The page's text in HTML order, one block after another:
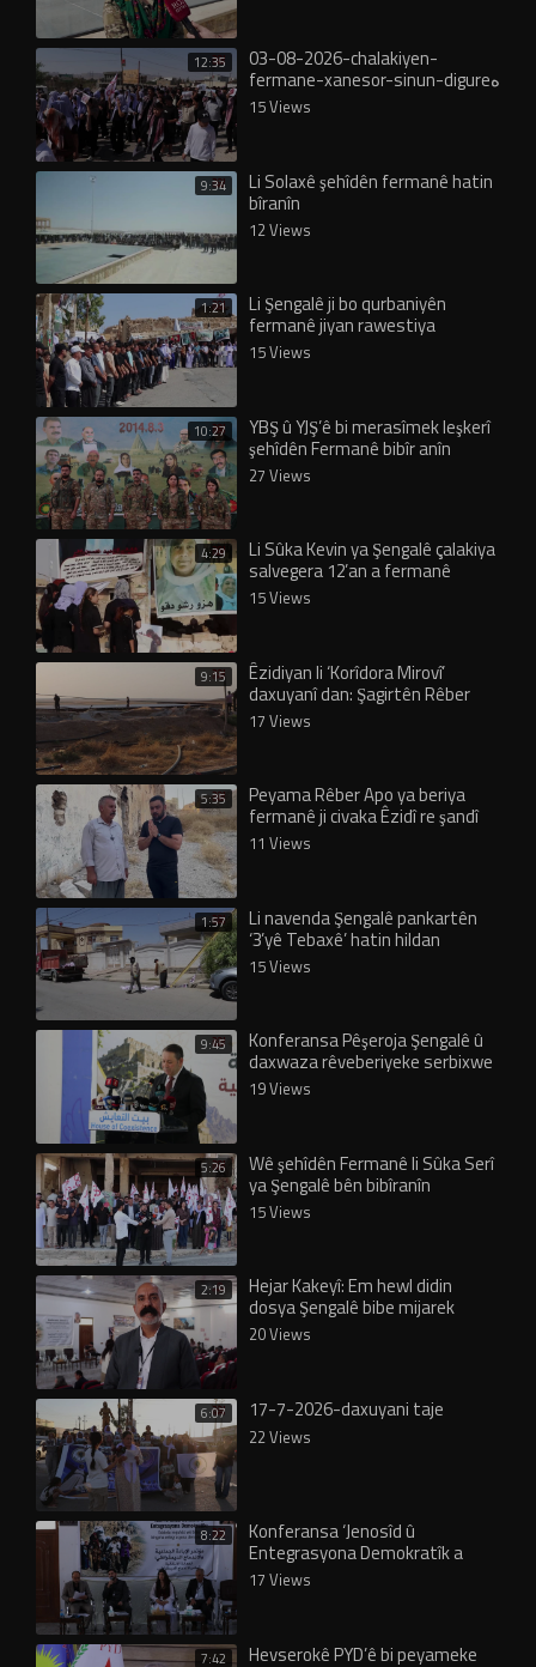
12:35 03-08-2026-chalakiyen-
fermane-xanesor-sinun-digureە
15 Views
9:34 Li Solaxê şehîdên fermanê hatin
bîranîn
12 Views
1:21 Li Şengalê ji bo qurbaniyên
fermanê jiyan rawestiya
15 Views
10:27 YBŞ û YJŞ’ê bi merasîmek leşkerî
şehîdên Fermanê bibîr anîn
27 Views
4:29 Li Sûka Kevin ya Şengalê çalakiya
salvegera 12’an a fermanê
didome
15 Views
9:15 Êzidiyan li ‘Korîdora Mirovî’
daxuyanî dan: Şagirtên Rêber
Apo vê rêyê ji me re vekirin!
17 Views
5:35 Peyama Rêber Apo ya beriya
fermanê ji civaka Êzidî re şandî
eşkere bû!
11 Views
1:57 Li navenda Şengalê pankartên
‘3’yê Tebaxê’ hatin hildan
15 Views
9:45 Konferansa Pêşeroja Şengalê û
daxwaza rêveberiyeke serbixwe
hate lidarxistin
19 Views
5:26 Wê şehîdên Fermanê li Sûka Serî
ya Şengalê bên bibîranîn
15 Views
2:19 Hejar Kakeyî: Em hewl didin
dosya Şengalê bibe mijarek
navdewletî
20 Views
6:07 17-7-2026-daxuyani taje
22 Views
8:22 Konferansa ‘Jenosîd û
Entegrasyona Demokratîk a
Şengalê’ bi panela 3’yemîn
bidawî…
17 Views
7:42 Hevserokê PYD’ê bi peyameke